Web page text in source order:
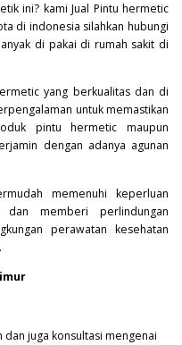
ini? kami Jual Pintu hermetic
di indonesia silahkan hubungi
di pakai di rumah sakit di
yang berkualitas dan di
untuk memastikan
pintu hermetic maupun
dengan adanya agunan
memenuhi keperluan
dan memberi perlindungan
perawatan kesehatan
dan juga konsultasi mengenai